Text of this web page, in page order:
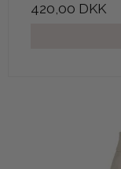
420,00 DKK